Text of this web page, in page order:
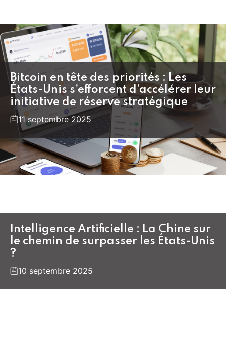
Bitcoin en tête des priorités : Les
États-Unis s’efforcent d’accélérer leur
initiative de réserve stratégique
11 septembre 2025
Intelligence Artificielle : La Chine sur
le chemin de surpasser les États-Unis
?
10 septembre 2025